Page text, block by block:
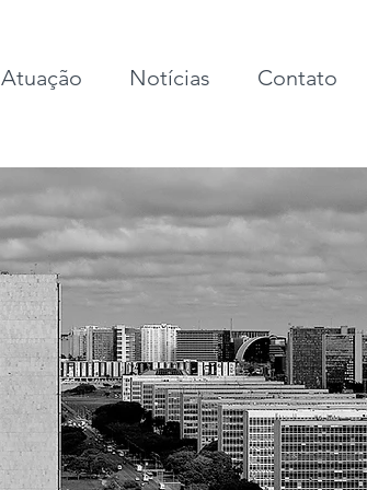
Atuação Notícias Contato